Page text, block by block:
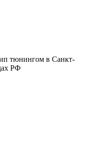
тюнингом в Санкт-
РФ